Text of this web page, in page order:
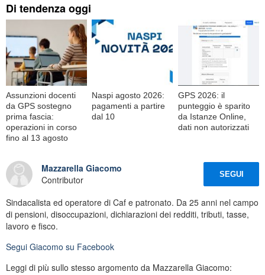
Di tendenza oggi
Assunzioni docenti
da GPS sostegno
prima fascia:
operazioni in corso
fino al 13 agosto
Naspi agosto 2026:
pagamenti a partire
dal 10
GPS 2026: il
punteggio è sparito
da Istanze Online,
dati non autorizzati
Mazzarella Giacomo
Contributor
SEGUI
Sindacalista ed operatore di Caf e patronato. Da 25 anni nel campo
di pensioni, disoccupazioni, dichiarazioni dei redditi, tributi, tasse,
lavoro e fisco.
Segui Giacomo su Facebook
Leggi di più sullo stesso argomento da Mazzarella Giacomo: